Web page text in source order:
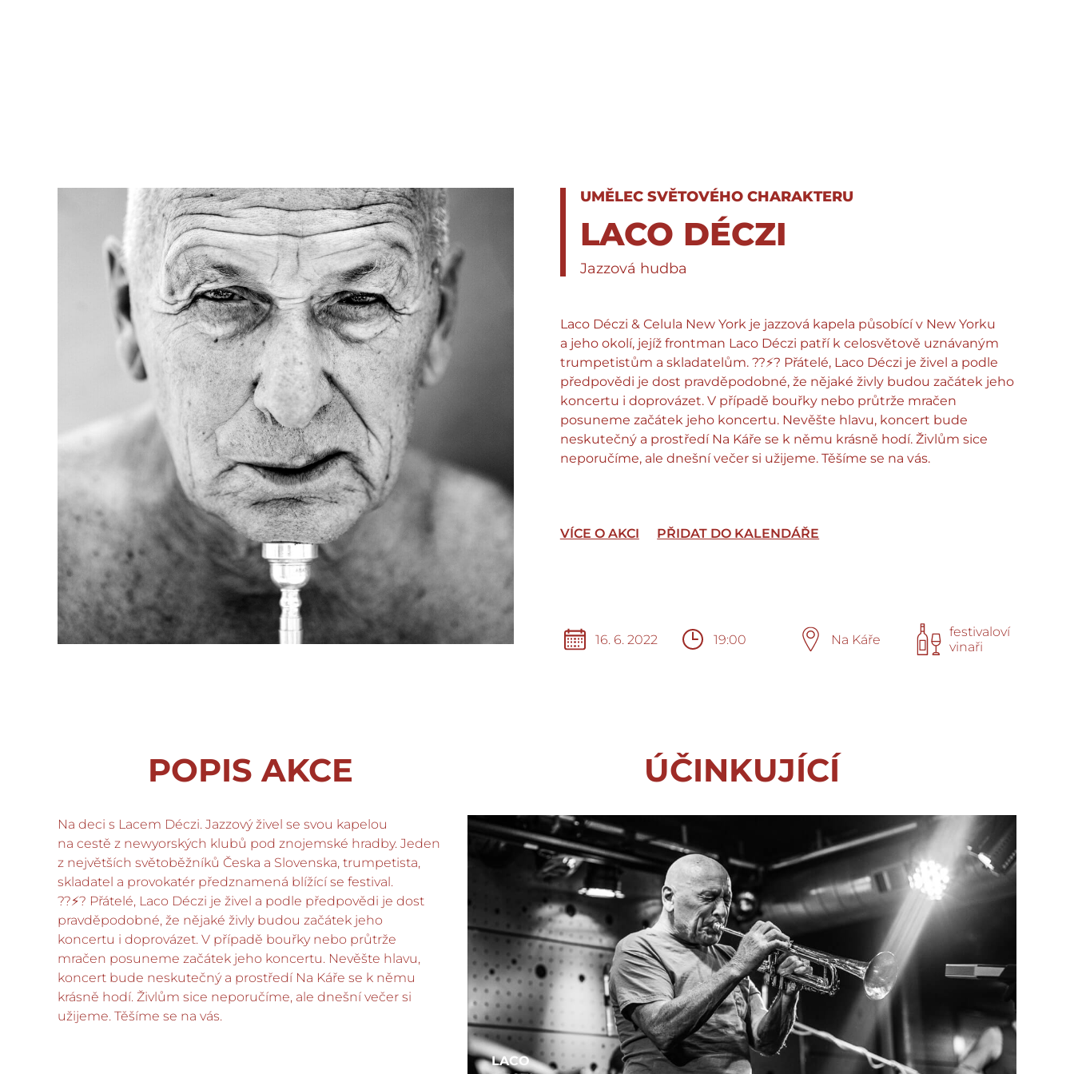
UMĚLEC SVĚTOVÉHO CHARAKTERU
LACO DÉCZI
Jazzová hudba
Laco Déczi & Celula New York je jazzová kapela působící v New Yorku
a jeho okolí, jejíž frontman Laco Déczi patří k celosvětově uznávaným
trumpetistům a skladatelům. ??⚡️? Přátelé, Laco Déczi je živel a podle
předpovědi je dost pravděpodobné, že nějaké živly budou začátek jeho
koncertu i doprovázet. V případě bouřky nebo průtrže mračen
posuneme začátek jeho koncertu. Nevěšte hlavu, koncert bude
neskutečný a prostředí Na Káře se k němu krásně hodí. Živlům sice
neporučíme, ale dnešní večer si užijeme. Těšíme se na vás.
VÍCE O AKCI PŘIDAT DO KALENDÁŘE
16. 6. 2022 19:00 Na Káře
festivaloví
vinaři
POPIS AKCE
Na deci s Lacem Déczi. Jazzový živel se svou kapelou
na cestě z newyorských klubů pod znojemské hradby. Jeden
z největších světoběžníků Česka a Slovenska, trumpetista,
skladatel a provokatér předznamená blížící se festival.
??⚡️? Přátelé, Laco Déczi je živel a podle předpovědi je dost
pravděpodobné, že nějaké živly budou začátek jeho
koncertu i doprovázet. V případě bouřky nebo průtrže
mračen posuneme začátek jeho koncertu. Nevěšte hlavu,
koncert bude neskutečný a prostředí Na Káře se k němu
krásně hodí. Živlům sice neporučíme, ale dnešní večer si
užijeme. Těšíme se na vás.
ÚČINKUJÍCÍ
LACO